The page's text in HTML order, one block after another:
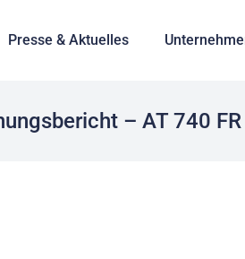
Presse & Aktuelles
– AT 740